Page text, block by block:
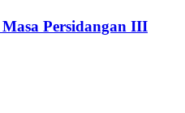
Persidangan III